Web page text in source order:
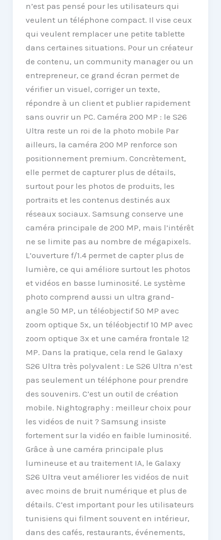
n’est pas pensé pour les utilisateurs qui
veulent un téléphone compact. Il vise ceux
qui veulent remplacer une petite tablette
dans certaines situations. Pour un créateur
de contenu, un community manager ou un
entrepreneur, ce grand écran permet de
vérifier un visuel, corriger un texte,
répondre à un client et publier rapidement
sans ouvrir un PC. Caméra 200 MP : le S26
Ultra reste un roi de la photo mobile Par
ailleurs, la caméra 200 MP renforce son
positionnement premium. Concrètement,
elle permet de capturer plus de détails,
surtout pour les photos de produits, les
portraits et les contenus destinés aux
réseaux sociaux. Samsung conserve une
caméra principale de 200 MP, mais l’intérêt
ne se limite pas au nombre de mégapixels.
L’ouverture f/1.4 permet de capter plus de
lumière, ce qui améliore surtout les photos
et vidéos en basse luminosité. Le système
photo comprend aussi un ultra grand-
angle 50 MP, un téléobjectif 50 MP avec
zoom optique 5x, un téléobjectif 10 MP avec
zoom optique 3x et une caméra frontale 12
MP. Dans la pratique, cela rend le Galaxy
S26 Ultra très polyvalent : Le S26 Ultra n’est
pas seulement un téléphone pour prendre
des souvenirs. C’est un outil de création
mobile. Nightography : meilleur choix pour
les vidéos de nuit ? Samsung insiste
fortement sur la vidéo en faible luminosité.
Grâce à une caméra principale plus
lumineuse et au traitement IA, le Galaxy
S26 Ultra veut améliorer les vidéos de nuit
avec moins de bruit numérique et plus de
détails. C’est important pour les utilisateurs
tunisiens qui filment souvent en intérieur,
dans des cafés, restaurants, événements,